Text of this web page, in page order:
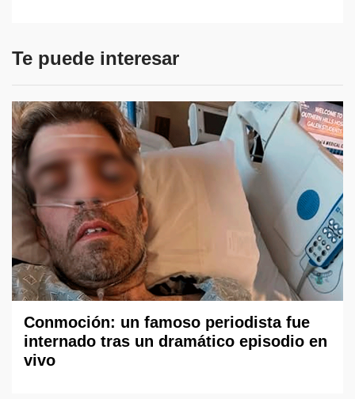
Te puede interesar
Conmoción: un famoso periodista fue
internado tras un dramático episodio en
vivo